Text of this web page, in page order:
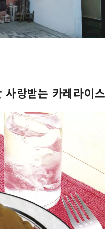
랑받는 카레라이스